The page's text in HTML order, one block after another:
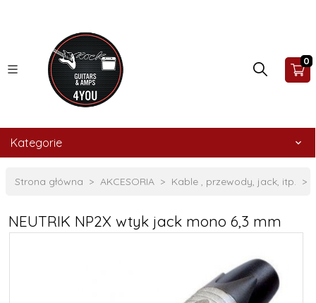
0
Kategorie
Strona główna AKCESORIA Kable , przewody, jack, itp.
NEUTRIK NP2X wtyk jack mono 6,3 mm